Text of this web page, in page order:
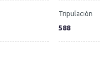
Tripulación
588